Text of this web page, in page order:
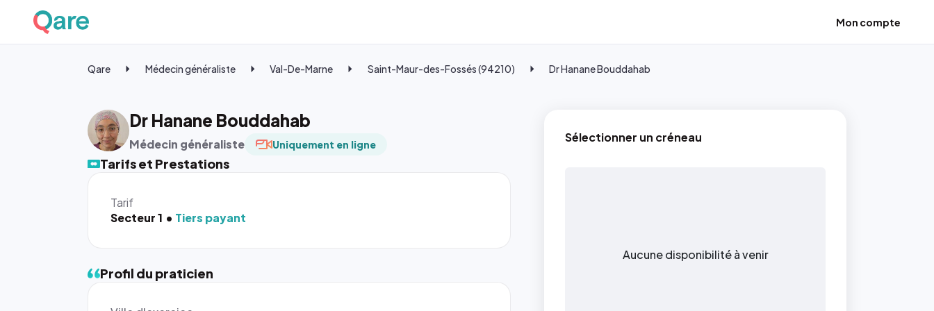
Mon compte
Qare Médecin généraliste Val-De-Marne Saint-Maur-des-Fossés (94210) Dr Hanane Bouddahab
Dr Hanane Bouddahab
Médecin généraliste Uniquement en ligne
Tarifs et Prestations
Tarif
Secteur 1
Tiers payant
Sélectionner un créneau
Aucune disponibilité à venir
Profil du praticien